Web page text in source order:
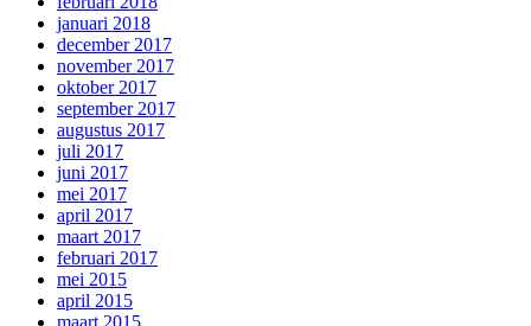
januari 2018
december 2017
november 2017
oktober 2017
september 2017
augustus 2017
juli 2017
juni 2017
mei 2017
april 2017
maart 2017
februari 2017
mei 2015
april 2015
maart 2015